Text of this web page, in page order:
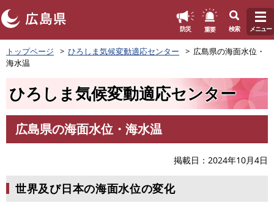
ペ
ー
ジ
。
防災 重要 検索 メニュー
トップページ ひろしま気候変動適応センター
広島県の海面水位・
海水温
ひろしま気候変動適応センター
文
広島県の海面水位・海水温
掲載日 2024年10月4日
世界及び日本の海面水位の変化